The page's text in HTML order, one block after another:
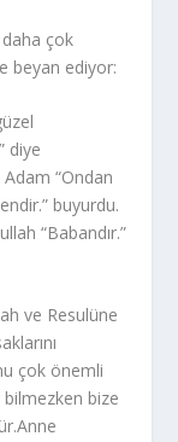
daha çok
beyan ediyor:
diye
“Ondan
buyurdu.
“Babandır.”
ve Resulüne
çok önemli
bize